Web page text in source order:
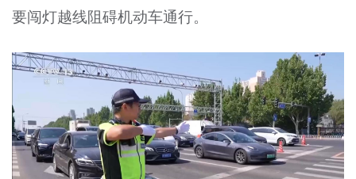
要闯灯越线阻碍机动车通行。